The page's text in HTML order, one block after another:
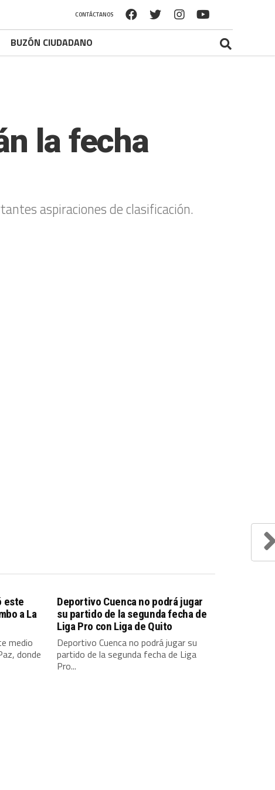
CONTÁCTANOS
BUZÓN CIUDADANO
la fecha
aspiraciones de clasificación.
este
a La
medio
donde
Deportivo Cuenca no podrá jugar
su partido de la segunda fecha de
Liga Pro con Liga de Quito
Deportivo Cuenca no podrá jugar su
partido de la segunda fecha de Liga
Pro...